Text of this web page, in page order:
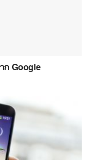
ก Google